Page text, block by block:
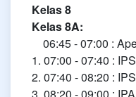
Kelas 8
Kelas 8A:
06:45 - 07:00 :
1. 07:00 - 07:40 :
2. 07:40 - 08:20 :
3. 08:20 - 09:00 :